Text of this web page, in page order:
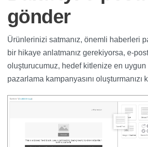
gönder
Ürünlerinizi satmanız, önemli haberleri
bir hikaye anlatmanız gerekiyorsa, e-
oluşturucumuz, hedef kitlenize en uygun
pazarlama kampanyasını oluşturmanızı